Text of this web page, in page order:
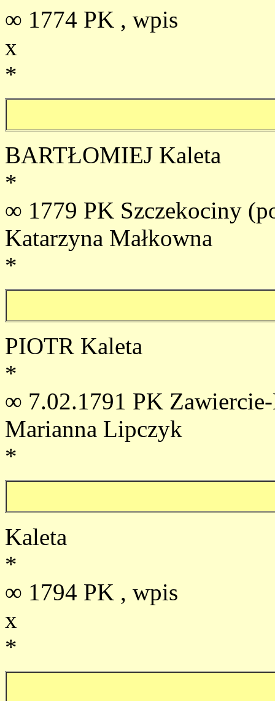
∞ 1774 PK , wpis
x
*
BARTŁOMIEJ Kaleta
*
∞ 1779 PK Szczekociny
Katarzyna Małkowna
*
PIOTR Kaleta
*
∞ 7.02.1791 PK
Marianna Lipczyk
*
Kaleta
*
∞ 1794 PK , wpis
x
*